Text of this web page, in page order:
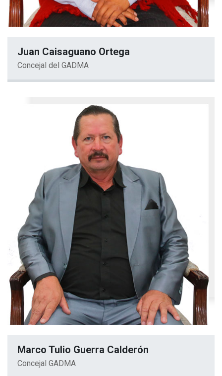
Juan Caisaguano Ortega
Concejal del GADMA
Marco Tulio Guerra Calderón
Concejal GADMA